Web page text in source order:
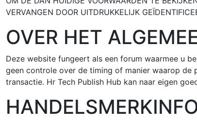
VERVANGEN DOOR UITDRUKKELIJK
OVER HET
Deze website fungeert als een forum waarmee u
geen controle over de timing of manier waarop de
transactie. Hr Tech Publish Hub kan naar eigen